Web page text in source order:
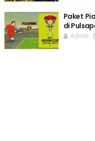
Paket
di
Admin